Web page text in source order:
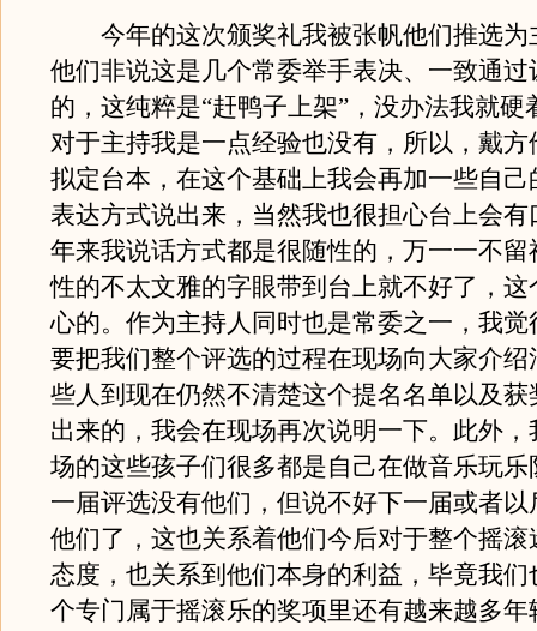
今年的这次颁奖礼我被张帆他们推选为
他们非说这是几个常委举手表决、一致通过
的，这纯粹是“赶鸭子上架”，没办法我就硬
对于主持我是一点经验也没有，所以，戴方
拟定台本，在这个基础上我会再加一些自己
表达方式说出来，当然我也很担心台上会有
年来我说话方式都是很随性的，万一一不留
性的不太文雅的字眼带到台上就不好了，这
心的。作为主持人同时也是常委之一，我觉
要把我们整个评选的过程在现场向大家介绍
些人到现在仍然不清楚这个提名名单以及获
出来的，我会在现场再次说明一下。此外，
场的这些孩子们很多都是自己在做音乐玩乐
一届评选没有他们，但说不好下一届或者以
他们了，这也关系着他们今后对于整个摇滚
态度，也关系到他们本身的利益，毕竟我们
个专门属于摇滚乐的奖项里还有越来越多年